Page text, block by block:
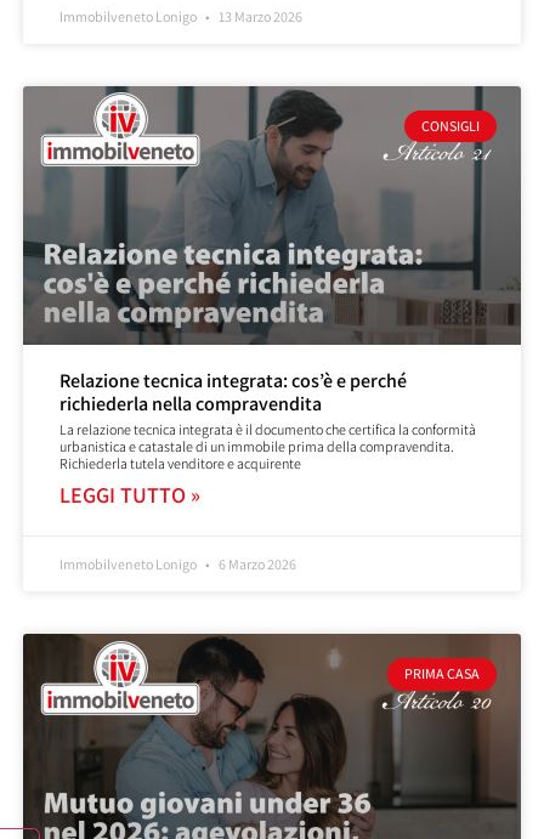
Immobilveneto Lonigo 13 Marzo 2026
CONSIGLI
Relazione tecnica integrata: cos’è e perché
richiederla nella compravendita
La relazione tecnica integrata è il documento che certifica la conformità
urbanistica e catastale di un immobile prima della compravendita.
Richiederla tutela venditore e acquirente
LEGGI TUTTO »
Immobilveneto Lonigo 6 Marzo 2026
PRIMA CASA